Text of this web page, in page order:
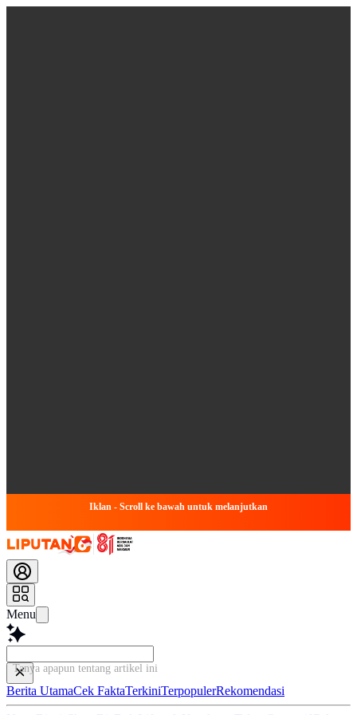
Iklan - Scroll ke bawah untuk melanjutkan
Menu
Tanya apapun tentang artikel ini...
Berita UtamaCek FaktaTerkiniTerpopulerRekomendasi